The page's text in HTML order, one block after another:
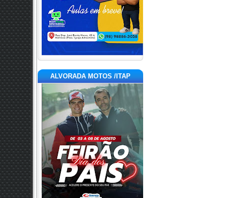
ALVORADA MOTOS /ITAP